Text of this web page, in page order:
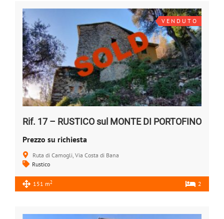
V E N D U T O
Rif. 17 – RUSTICO sul MONTE DI PORTOFINO
Prezzo su richiesta
Ruta di Camogli, Via Costa di Bana
Rustico
151 m2 2